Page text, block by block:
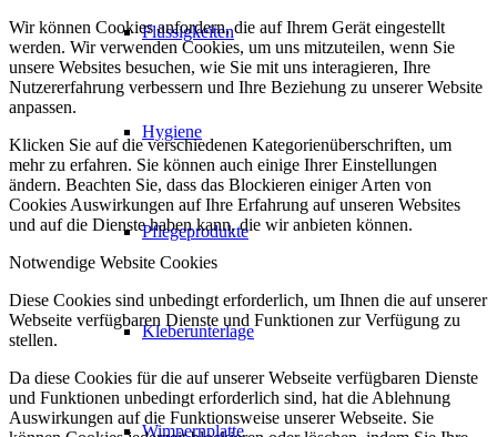
Flüssigkeiten
Hygiene
Pflegeprodukte
Kleberunterlage
Wimpernplatte
Wir können Cookies anfordern, die auf Ihrem Gerät eingestellt
werden. Wir verwenden Cookies, um uns mitzuteilen, wenn Sie
unsere Websites besuchen, wie Sie mit uns interagieren, Ihre
Nutzererfahrung verbessern und Ihre Beziehung zu unserer Website
anpassen.
Klicken Sie auf die verschiedenen Kategorienüberschriften, um
mehr zu erfahren. Sie können auch einige Ihrer Einstellungen
ändern. Beachten Sie, dass das Blockieren einiger Arten von
Cookies Auswirkungen auf Ihre Erfahrung auf unseren Websites
und auf die Dienste haben kann, die wir anbieten können.
Notwendige Website Cookies
Diese Cookies sind unbedingt erforderlich, um Ihnen die auf unserer
Webseite verfügbaren Dienste und Funktionen zur Verfügung zu
stellen.
Da diese Cookies für die auf unserer Webseite verfügbaren Dienste
und Funktionen unbedingt erforderlich sind, hat die Ablehnung
Auswirkungen auf die Funktionsweise unserer Webseite. Sie